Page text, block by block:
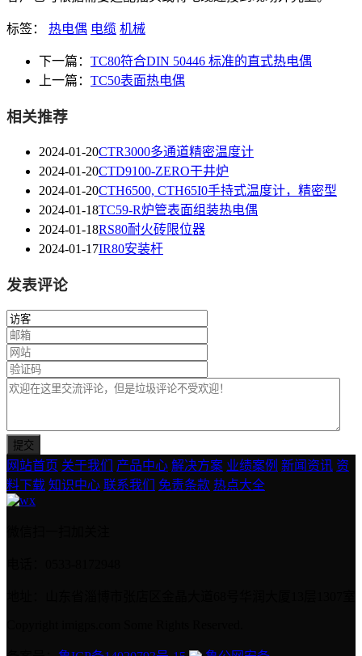
标签： 热电偶 电缆 机械
下一篇： TC80符合DIN 50446 标准的直式热电偶
上一篇： TC50表面热电偶
相关推荐
2024-01-20CTR3000多通道精密温度计
2024-01-20CTD9100-ZERO干井炉
2024-01-20CTH6500, CTH65I0手持式温度计，精密型
2024-01-18TC59-R炉管表面组装热电偶
2024-01-18RS80耐火砖限位器
2024-01-17IR80安装杆
发表评论
网站首页 关于我们 产品中心 解决方案 业绩案例 新闻资讯 资
料下载 知识中心 联系我们 免责条款 热点大全